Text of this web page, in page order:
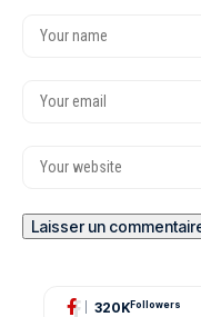
320K Followers